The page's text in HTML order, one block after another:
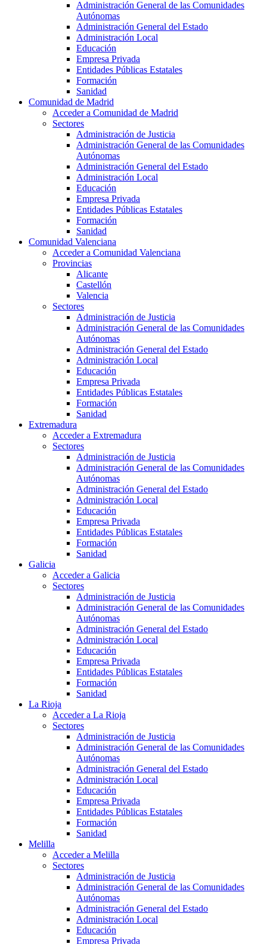
Administración General de las Comunidades
Autónomas
Administración General del Estado
Administración Local
Educación
Empresa Privada
Entidades Públicas Estatales
Formación
Sanidad
Comunidad de Madrid
Acceder a Comunidad de Madrid
Sectores
Administración de Justicia
Administración General de las Comunidades
Autónomas
Administración General del Estado
Administración Local
Educación
Empresa Privada
Entidades Públicas Estatales
Formación
Sanidad
Comunidad Valenciana
Acceder a Comunidad Valenciana
Provincias
Alicante
Castellón
Valencia
Sectores
Administración de Justicia
Administración General de las Comunidades
Autónomas
Administración General del Estado
Administración Local
Educación
Empresa Privada
Entidades Públicas Estatales
Formación
Sanidad
Extremadura
Acceder a Extremadura
Sectores
Administración de Justicia
Administración General de las Comunidades
Autónomas
Administración General del Estado
Administración Local
Educación
Empresa Privada
Entidades Públicas Estatales
Formación
Sanidad
Galicia
Acceder a Galicia
Sectores
Administración de Justicia
Administración General de las Comunidades
Autónomas
Administración General del Estado
Administración Local
Educación
Empresa Privada
Entidades Públicas Estatales
Formación
Sanidad
La Rioja
Acceder a La Rioja
Sectores
Administración de Justicia
Administración General de las Comunidades
Autónomas
Administración General del Estado
Administración Local
Educación
Empresa Privada
Entidades Públicas Estatales
Formación
Sanidad
Melilla
Acceder a Melilla
Sectores
Administración de Justicia
Administración General de las Comunidades
Autónomas
Administración General del Estado
Administración Local
Educación
Empresa Privada